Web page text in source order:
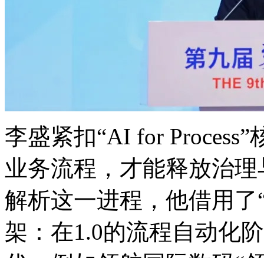
李盛紧扣“AI for Process”
业务流程，才能释放
解析这一进程，他借用
架：在1.0的流程自动化